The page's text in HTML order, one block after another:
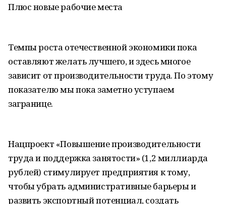
Плюс новые рабочие места
Темпы роста отечественной экономики пока
оставляют желать лучшего, и здесь многое
зависит от производительности труда. По этому
показателю мы пока заметно уступаем
загранице.
Нацпроект «Повышение производительности
труда и поддержка занятости» (1,2 миллиарда
рублей) стимулирует предприятия к тому,
чтобы убрать административные барьеры и
развить экспортный потенциал, создать